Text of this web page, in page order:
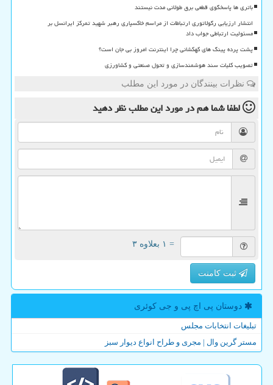
باتری ها پاسخگوی قطعی برق طولانی مدت نیستند
انتشار ارزیابی رگولاتوری ارتباطات از مراسم خاکسپاری رهبر شهید تمرکز ایرانسل بر
مسئولیت ارتباطی جواب داد
پشت پرده پینگ های کهکشانی چرا اینترنت امروز بی جان است؟
تصویب کلیات سند هوشمندسازی و تحول صنعتی و کشاورزی
نظرات بینندگان در مورد این مطلب
لطفا شما همدر مورد این مطلبنظر دهید
= ۱ بعلاوه ۳
ثبت کامنت
دوستان پی اچ پی و جی كوئری
تبلیغات انتخابات مجلس
مستر گرین وال | مجری و طراح انواع دیوار سبز